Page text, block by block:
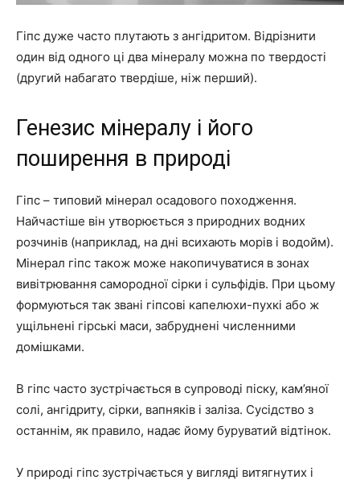
Гіпс дуже часто плутають з ангідритом. Відрізнити
один від одного ці два мінералу можна по твердості
(другий набагато твердіше, ніж перший).
Генезис мінералу і його
поширення в природі
Гіпс – типовий мінерал осадового походження.
Найчастіше він утворюється з природних водних
розчинів (наприклад, на дні всихають морів і водойм).
Мінерал гіпс також може накопичуватися в зонах
вивітрювання самородної сірки і сульфідів. При цьому
формуються так звані гіпсові капелюхи-пухкі або ж
ущільнені гірські маси, забруднені численними
домішками.
В гіпс часто зустрічається в супроводі піску, кам’яної
солі, ангідриту, сірки, вапняків і заліза. Сусідство з
останнім, як правило, надає йому буруватий відтінок.
У природі гіпс зустрічається у вигляді витягнутих і